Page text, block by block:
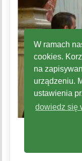
W ramach
cookies.
na
urządzeniu.
ustawienia
dowiedz się